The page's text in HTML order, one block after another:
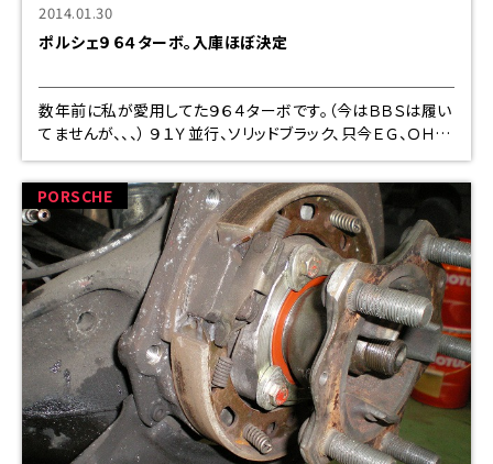
2014.01.30
ポルシェ９６４ターボ。入庫ほぼ決定
数年前に私が愛用してた９６４ターボです。（今はＢＢＳは履い
てませんが、、、） ９１Ｙ並行、ソリッドブラック、只今ＥＧ、ＯＨ
（クランク新品にて作業中）してます。 ９万Ｋオーバーだったと
思いますが、ご興味
PORSCHE